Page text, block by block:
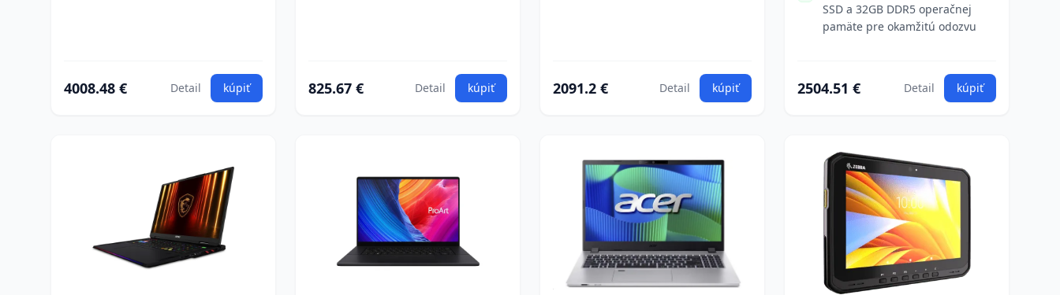
4008.48 € Detail kúpiť 825.67 € Detail kúpiť 2091.2 € Detail kúpiť
SSD a 32GB DDR5 operačnej
pamäte pre okamžitú odozvu
2504.51 € Detail kúpiť